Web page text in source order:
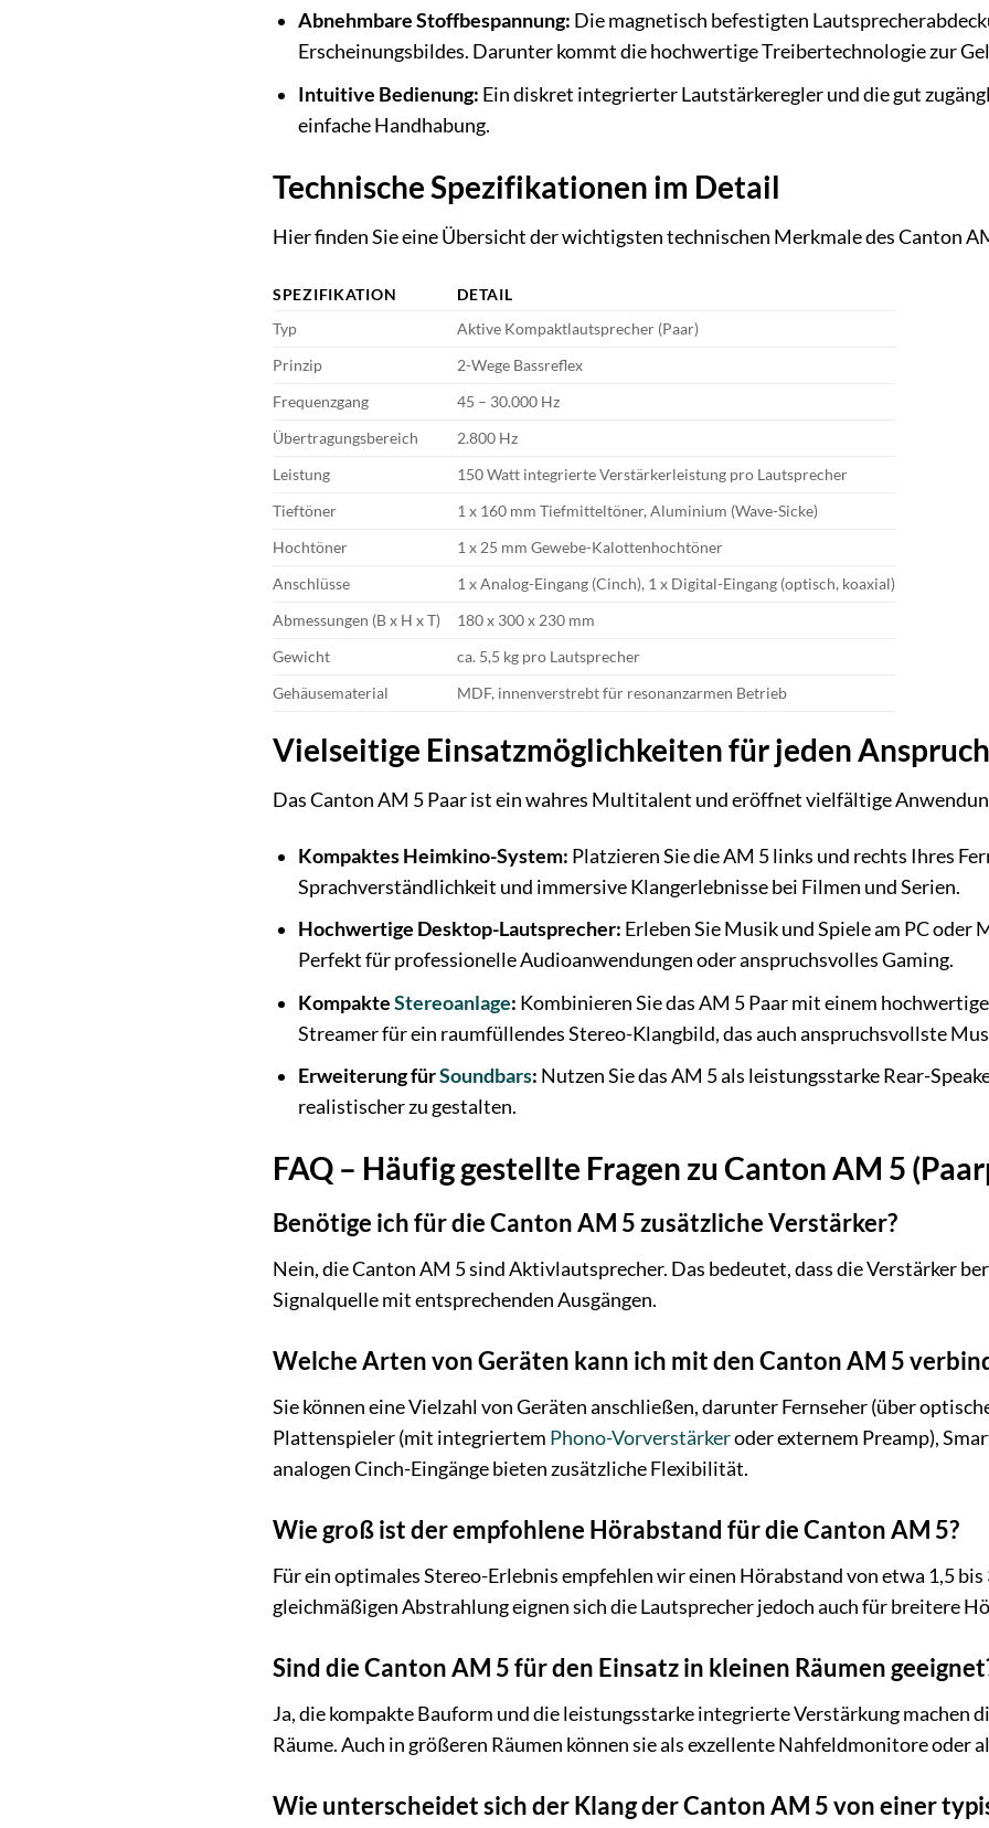
Abnehmbare Stoffbespannung: Die magnetisch befestigten
Erscheinungsbildes. Darunter kommt die hochwertige Treibertechnologie zur
Intuitive Bedienung: Ein diskret integrierter Lautstärkeregler und die gut
einfache Handhabung.
Technische Spezifikationen im Detail
Hier finden Sie eine Übersicht der wichtigsten technischen Merkmale des Canton
SPEZIFIKATION
DETAIL
Typ
Aktive Kompaktlautsprecher (Paar)
Prinzip
2-Wege Bassreflex
Frequenzgang
45 – 30.000 Hz
Übertragungsbereich
2.800 Hz
Leistung
150 Watt integrierte Verstärkerleistung pro Lautsprecher
Tieftöner
1 x 160 mm Tiefmitteltöner, Aluminium (Wave-Sicke)
Hochtöner
1 x 25 mm Gewebe-Kalottenhochtöner
Anschlüsse
1 x Analog-Eingang (Cinch), 1 x Digital-Eingang (optisch, koaxial)
Abmessungen (B x H x T)
180 x 300 x 230 mm
Gewicht
ca. 5,5 kg pro Lautsprecher
Gehäusematerial
MDF, innenverstrebt für resonanzarmen Betrieb
Vielseitige Einsatzmöglichkeiten für jeden Anspruch
Das Canton AM 5 Paar ist ein wahres Multitalent und eröffnet vielfältige
Kompaktes Heimkino-System: Platzieren Sie die AM 5 links und rechts Ihres
Sprachverständlichkeit und immersive Klangerlebnisse bei Filmen und Serien.
Hochwertige Desktop-Lautsprecher: Erleben Sie Musik und Spiele am PC
Perfekt für professionelle Audioanwendungen oder anspruchsvolles Gaming.
KompakteStereoanlage: Kombinieren Sie das AM 5 Paar mit einem
Streamer für ein raumfüllendes Stereo-Klangbild, das auch anspruchsvollste
Erweiterung fürSoundbars: Nutzen Sie das AM 5 als leistungsstarke Rear-
realistischer zu gestalten.
FAQ – Häufig gestellte Fragen zu Canton AM 5
Benötige ich für die Canton AM 5 zusätzliche Verstärker?
Nein, die Canton AM 5 sind Aktivlautsprecher. Das bedeutet, dass die Verstärker
Signalquelle mit entsprechenden Ausgängen.
Welche Arten von Geräten kann ich mit den Canton AM 5
Sie können eine Vielzahl von Geräten anschließen, darunter Fernseher (über
Plattenspieler (mit integriertem Phono-Vorverstärkeroder externem Preamp),
analogen Cinch-Eingänge bieten zusätzliche Flexibilität.
Wie groß ist der empfohlene Hörabstand für die Canton AM 5?
Für ein optimales Stereo-Erlebnis empfehlen wir einen Hörabstand von etwa 1,5
gleichmäßigen Abstrahlung eignen sich die Lautsprecher jedoch auch für breitere
Sind die Canton AM 5 für den Einsatz in kleinen Räumen
Ja, die kompakte Bauform und die leistungsstarke integrierte Verstärkung machen
Räume. Auch in größeren Räumen können sie als exzellente Nahfeldmonitore oder
Wie unterscheidet sich der Klang der Canton AM 5 von einer